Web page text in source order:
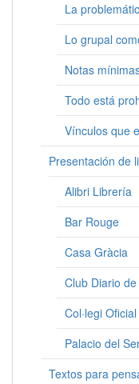
La
Lo grupal
Notas
Todo está
Vínculos que
Presentación de
Alibri Librería
Bar Rouge
Casa Gràcia
Club Diario
Col·legi
Palacio del
Textos para